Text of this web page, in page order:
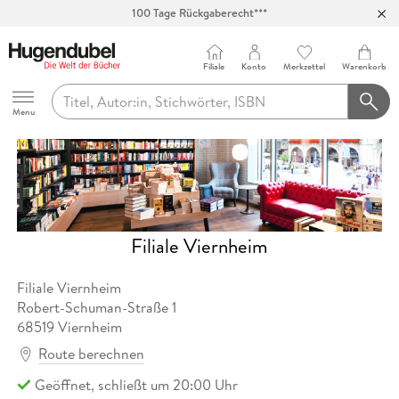
100 Tage Rückgaberecht***
Hugendubel
Menu
Filiale Konto Merkzettel Warenkorb
Filiale Viernheim
Filiale Viernheim
Robert-Schuman-Straße1
68519Viernheim
Route berechnen
Geöffnet, schließt um 20:00 Uhr